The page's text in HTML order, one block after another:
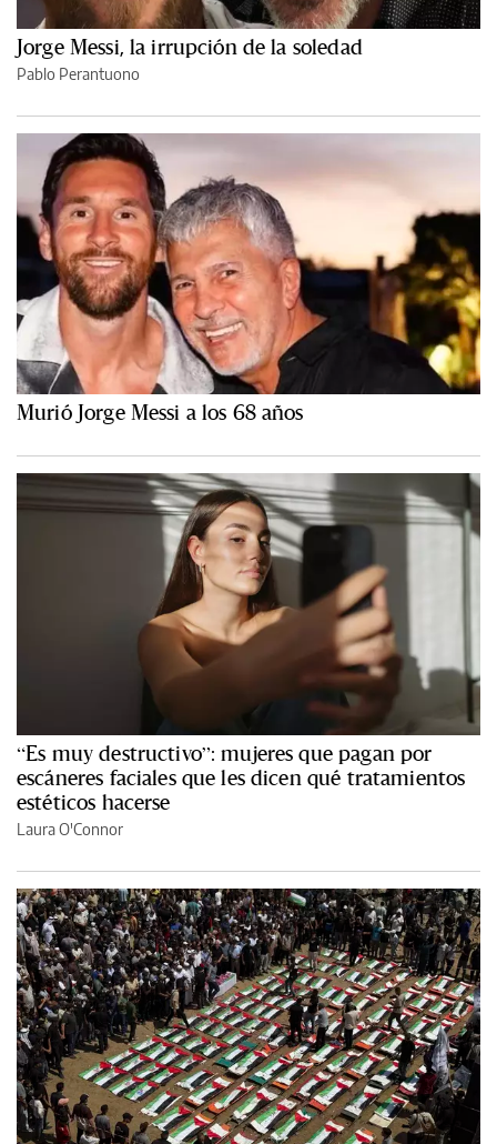
Jorge Messi, la irrupción de la soledad
Pablo Perantuono
Murió Jorge Messi a los 68 años
“Es muy destructivo”: mujeres que pagan por
escáneres faciales que les dicen qué tratamientos
estéticos hacerse
Laura O'Connor